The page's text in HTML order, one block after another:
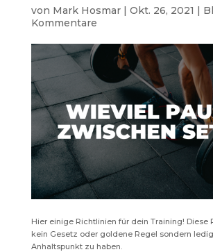
von Mark Hosmar| Okt. 26, 2021 |
Kommentare
Hier einige Richtlinien für dein Training! Diese
kein Gesetz oder goldene Regel sondern
Anhaltspunkt zu haben.